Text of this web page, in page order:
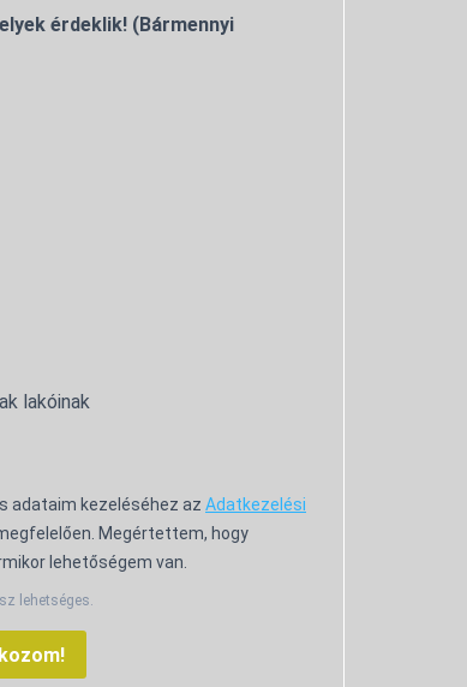
érdeklik! (Bármennyi
lakóinak
adataim kezeléséhez az Adatkezelési
Megértettem, hogy
lehetőségem van.
lehetséges.